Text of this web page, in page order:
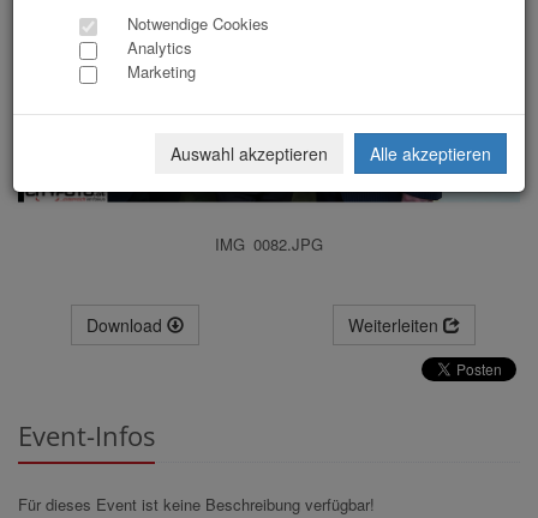
IMG_0082.JPG
Download Weiterleiten
Event-Infos
Für dieses Event ist keine Beschreibung verfügbar!
Notwendige Cookies
Analytics
Marketing
Auswahl akzeptieren Alle akzeptieren